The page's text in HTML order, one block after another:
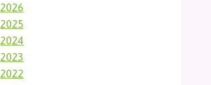
2026
2025
2024
2023
2022